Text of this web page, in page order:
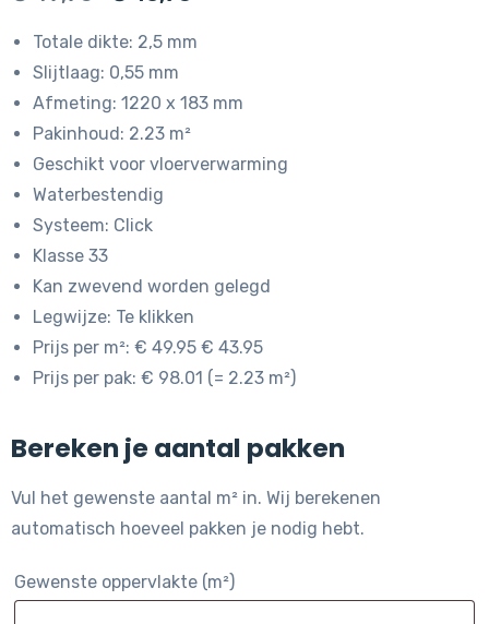
€ 49,95.€ 43,95.
Totale dikte: 2,5 mm
Slijtlaag: 0,55 mm
Afmeting: 1220 x 183 mm
Pakinhoud: 2.23 m²
Geschikt voor vloerverwarming
Waterbestendig
Systeem: Click
Klasse 33
Kan zwevend worden gelegd
Legwijze: Te klikken
Prijs per m²: € 49.95 € 43.95
Prijs per pak: € 98.01 (= 2.23 m²)
Bereken je aantal pakken
Vul het gewenste aantal m² in. Wij berekenen
automatisch hoeveel pakken je nodig hebt.
Gewenste oppervlakte (m²)